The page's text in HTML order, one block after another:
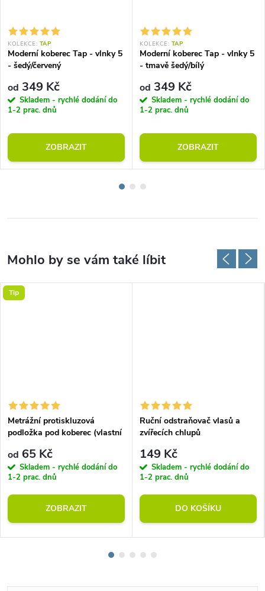
KOLEKCE: TAP
Moderní koberec Tap - vlnky 5
- šedý/červený
od 349 Kč
Skladem - rychlé dodání do
1-2 prac. dnů
ZOBRAZIT
KOLEKCE: TAP
Moderní koberec Tap - vlnky 5
- tmavě šedý/bílý
od 349 Kč
Skladem - rychlé dodání do
1-2 prac. dnů
ZOBRAZIT
Tip
Metrážní protiskluzová
podložka pod koberec (vlastní
od 65 Kč
Skladem - rychlé dodání do
1-2 prac. dnů
ZOBRAZIT
Ruční odstraňovač vlasů a
zvířecích chlupů
149 Kč
Skladem - rychlé dodání do
1-2 prac. dnů
DO KOŠÍKU